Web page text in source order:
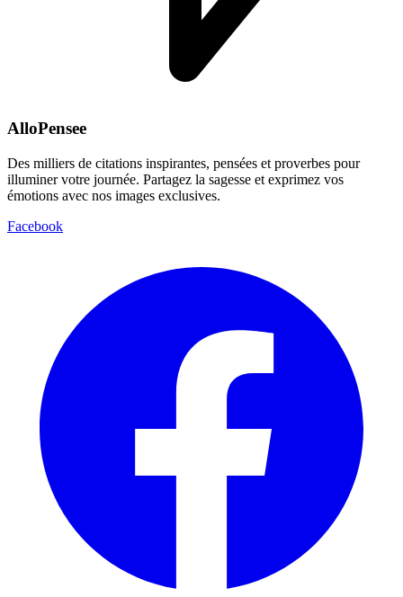
AlloPensee
Des milliers de citations inspirantes, pensées et proverbes pour
illuminer votre journée. Partagez la sagesse et exprimez vos
émotions avec nos images exclusives.
Facebook